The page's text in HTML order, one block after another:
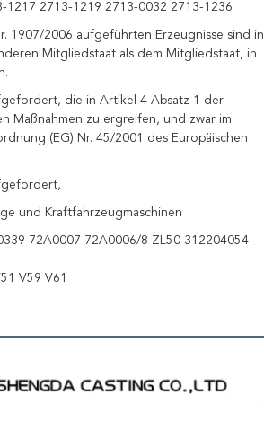
2713-1219 2713-0032 2713-1236
1907/2006 aufgeführten Erzeugnisse sind in
Mitgliedstaat als dem Mitgliedstaat, in
die in Artikel 4 Absatz 1 der
Maßnahmen zu ergreifen, und zwar im
(EG) Nr. 45/2001 des Europäischen
und Kraftfahrzeugmaschinen
72A0007 72A0006/8 ZL50 312204054
V59 V61